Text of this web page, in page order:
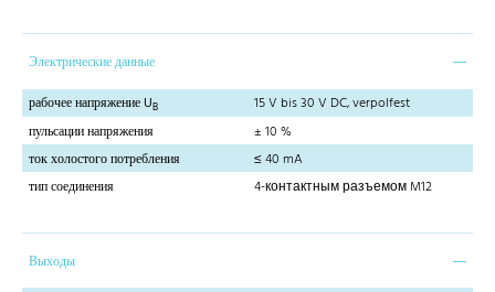
Электрические данные
рабочее напряжение UB
15 V bis 30 V DC, verpolfest
пульсации напряжения
± 10 %
ток холостого потребления
≤ 40 mA
тип соединения
4-контактным разъемом M12
Выходы